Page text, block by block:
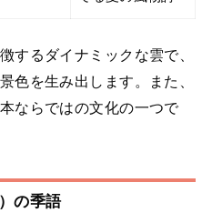
するダイナミックな雲で、
色を生み出します。また、
ならではの文化の一つで
の季語